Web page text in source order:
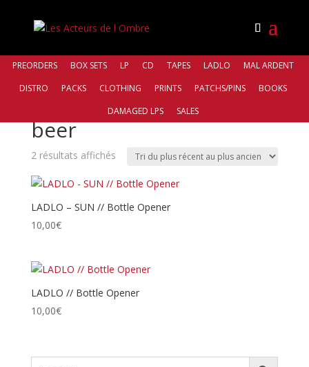
PREORDERS BOX SETS LP CD TAPES LADLO
MAL ARDENT
DISTRO
PACKS CLOTHING PRINTS PATCHS/PINS
BOOKS
DAMAGED LPS
SALES
beer
2 résultats affichésTrié
plus
récent
LADLO – SUN // Bottle Opener
10,00€
LADLO // Bottle Opener
10,00€